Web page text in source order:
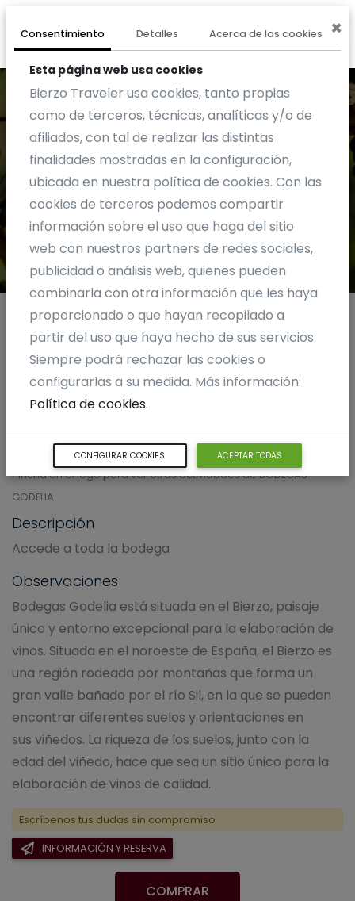
EXPERIENCIA 0
Productos
Bodegas Godelia Tienda Online
En Cacabelos Ver en mapa
BODEGAS GODELIA
Pincha en el logo para ver otras actividades de BODEGAS
GODELIA
Descripción
Accede a toda la bodega
Observaciones
Bodegas Godelia está situada en el Bierzo, paisaje
único y entorno excepcional para la elaboración de
vinos. Situada en el noroeste de España, el Bierzo es
una región rodeada por montañas que forma un
gran valle bañado por el río Sil, en la que se pueden
encontrar diferentes suelos y orientaciones en
sus viñedos. La riqueza de los suelos, junto con la
edad del viñedo, hace que sea un sitio único para la
elaboración de vinos de calidad.
Escríbenos tus dudas sin compromiso
INFORMACIÓN Y RESERVA
COMPRAR
×
Consentimiento Detalles Acerca de las cookies
Esta página web usa cookies
Bierzo Traveler usa cookies, tanto propias
como de terceros, técnicas, analíticas y/o de
afiliados, con tal de realizar las distintas
finalidades mostradas en la configuración,
ubicada en nuestra política de cookies. Con las
cookies de terceros podemos compartir
información sobre el uso que haga del sitio
web con nuestros partners de redes sociales,
publicidad o análisis web, quienes pueden
combinarla con otra información que les haya
proporcionado o que hayan recopilado a
partir del uso que haya hecho de sus servicios.
Siempre podrá rechazar las cookies o
configurarlas a su medida. Más información:
Política de cookies.
CONFIGURAR COOKIES ACEPTAR TODAS